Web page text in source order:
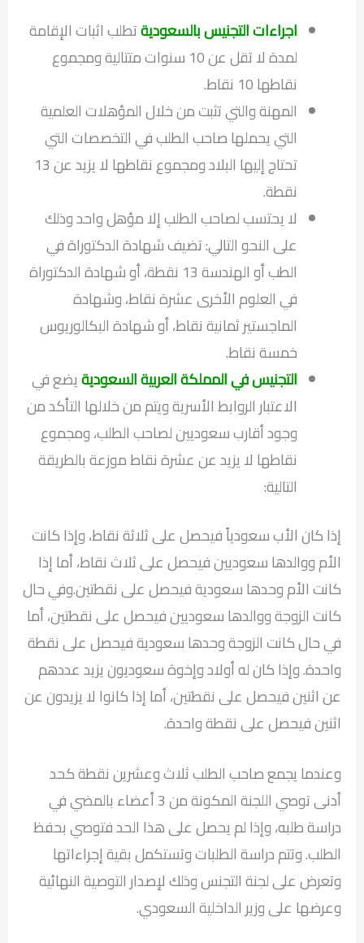
اجراءات التجنيس بالسعوديةتطلب اثبات الإقامة
لمدة لا تقل عن 10 سنوات متتالية ومجموع
نقاطها 10 نقاط.
المهنة والتي تثبت من خلال المؤهلات العلمية
التي يحملها صاحب الطلب في التخصصات التي
تحتاج إليها البلاد ومجموع نقاطها لا يزيد عن 13
نقطة.
لا يحتسب لصاحب الطلب إلا مؤهل واحد وذلك
على النحو التالي: تضيف شهادة الدكتوراة في
الطب أو الهندسة 13 نقطة، أو شهادة الدكتوراة
في العلوم الأخرى عشرة نقاط، وشهادة
الماجستير ثمانية نقاط، أو شهادة البكالوريوس
خمسة نقاط.
التجنيس في المملكة العربية السعوديةيضع في
الاعتبار الروابط الأسرية ويتم من خلالها التأكد من
وجود أقارب سعوديين لصاحب الطلب، ومجموع
نقاطها لا يزيد عن عشرة نقاط موزعة بالطريقة
التالية:
إذا كان الأب سعودياً فيحصل على ثلاثة نقاط، وإذا كانت
الأم ووالدها سعوديين فيحصل على ثلاث نقاط، أما إذا
كانت الأم وحدها سعودية فيحصل على نقطتين.وفي حال
كانت الزوجة ووالدها سعوديين فيحصل على نقطتين، أما
في حال كانت الزوجة وحدها سعودية فيحصل على نقطة
واحدة. وإذا كان له أولاد وإخوة سعوديون يزيد عددهم
عن اثنين فيحصل على نقطتين، أما إذا كانوا لا يزيدون عن
اثنين فيحصل على نقطة واحدة.
وعندما يجمع صاحب الطلب ثلاث وعشرين نقطة كحد
أدنى توصي اللجنة المكونة من 3 أعضاء بالمضي في
دراسة طلبه، وإذا لم يحصل على هذا الحد فتوصي بحفظ
الطلب. وتتم دراسة الطلبات وتستكمل بقية إجراءاتها
وتعرض على لجنة التجنس وذلك لإصدار التوصية النهائية
وعرضها على وزير الداخلية السعودي.